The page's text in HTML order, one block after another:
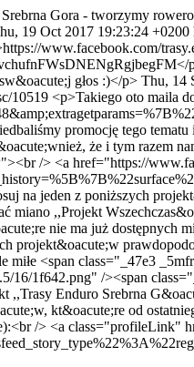
Gora - tworzymy
19 Oct 2017 19:23:24 +0200
www.facebook.com/
głos :)</p> Thu, 14
10519 <p>Takiego oto maila
promocję tego
że i tym razem
/> <a href="https://
na jeden z poniższych
miano ,,Projekt
nie ma już
projekt&oacute;w
<span class="_47e3
16/1f642.png" /><span
Enduro Srebrna
kt&oacute;re od
/> <a class="profileLink"